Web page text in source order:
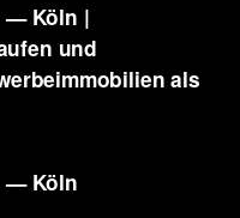
— Köln |
und
als
— Köln